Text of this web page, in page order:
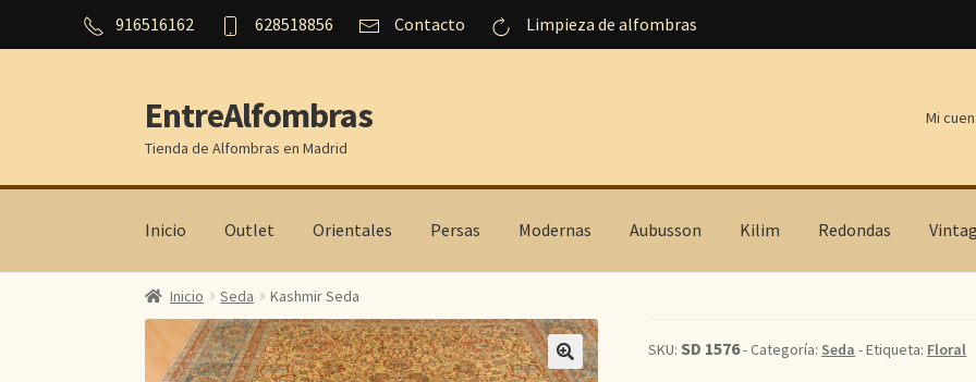
916516162 628518856 Contacto Limpieza de alfombras
Ir
a
la
navegación
Ir
al
contenido
EntreAlfombras
Tienda de Alfombras en Madrid
Mi
Inicio Outlet Orientales Persas Modernas Aubusson Kilim Redondas
Inicio Seda Kashmir Seda
SKU: SD 1576- Categoría: Seda - Etiqueta: Floral